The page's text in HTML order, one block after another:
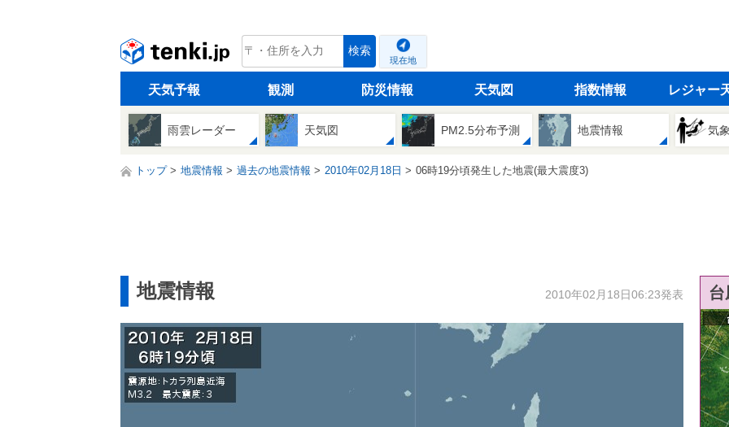
tenki.jp 検索
現在地
天気予報 観測 防災情報 天気図 指数情報 レジャー
雨雲レーダー 天気図 PM2.5分布予測 地震情報 気
トップ 地震情報 過去の地震情報 2010年02月18日 06時19分頃発生した地震(最大震度3)
地震情報 2010年02月18日06:23発表